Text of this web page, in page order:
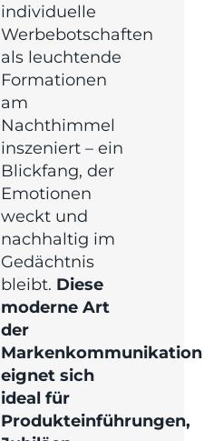
individuelle
Werbebotschaften
als leuchtende
Formationen
am
Nachthimmel
inszeniert – ein
Blickfang, der
Emotionen
weckt und
nachhaltig im
Gedächtnis
bleibt. Diese
moderne Art
der
Markenkommunikation
eignet sich
ideal für
Produkteinführungen,